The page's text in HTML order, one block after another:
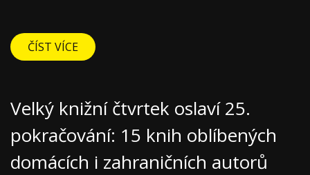
ČÍST VÍCE
Velký knižní čtvrtek oslaví 25.
pokračování: 15 knih oblíbených
domácích i zahraničních autorů